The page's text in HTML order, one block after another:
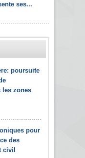
ses...
poursuite
les zones
pour
des
civil